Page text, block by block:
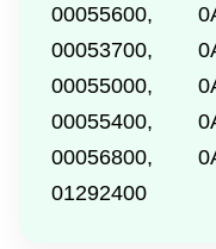
00055600,
00053700,
00055000,
00055400,
00056800,
01292400